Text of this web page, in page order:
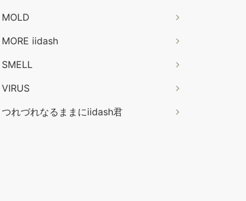
MOLD
MORE iidash
SMELL
VIRUS
つれづれなるままにiidash君